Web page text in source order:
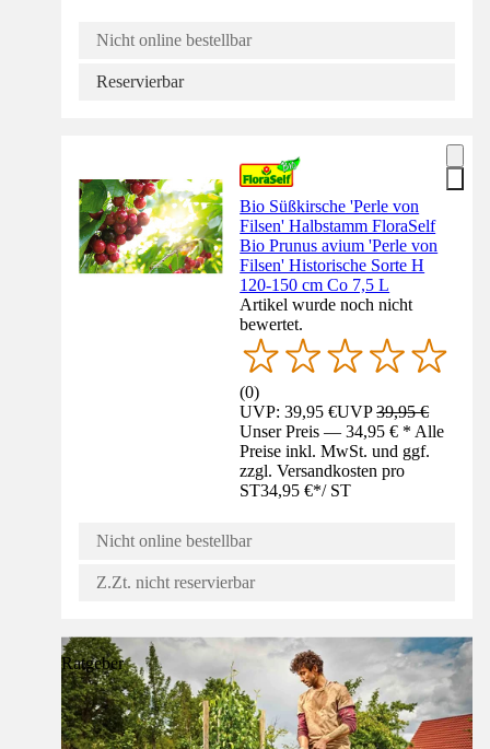
Nicht online bestellbar
Reservierbar
Bio Süßkirsche 'Perle von
Filsen' Halbstamm FloraSelf
Bio Prunus avium 'Perle von
Filsen' Historische Sorte H
120-150 cm Co 7,5 L
Artikel wurde noch nicht
bewertet.
(0)
UVP: 39,95 €UVP39,95 €
Unser Preis — 34,95 € * Alle
Preise inkl. MwSt. und ggf.
zzgl. Versandkosten pro
ST34,95 €*/ ST
Nicht online bestellbar
Z.Zt. nicht reservierbar
Ratgeber